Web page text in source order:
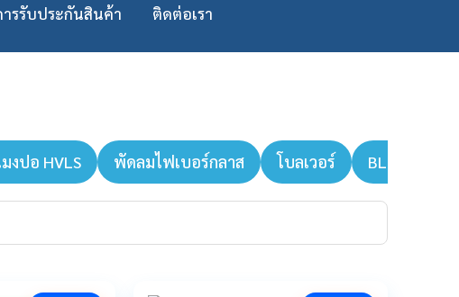
ารรับประกันสินค้า ติดต่อเรา
งปอ HVLS พัดลมไฟเบอร์กลาส โบลเวอร์ BLDC Fans